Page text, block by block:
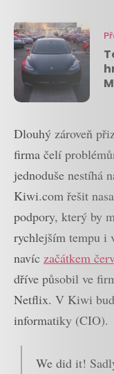
Dlouhý zároveň
firma čelí
jednoduše nestíhá
Kiwi.com řešit
podpory, který by
rychlejším tempu i
navíc začátkem
dříve působil ve
Netflix. V Kiwi
informatiky (CIO).
We did it!